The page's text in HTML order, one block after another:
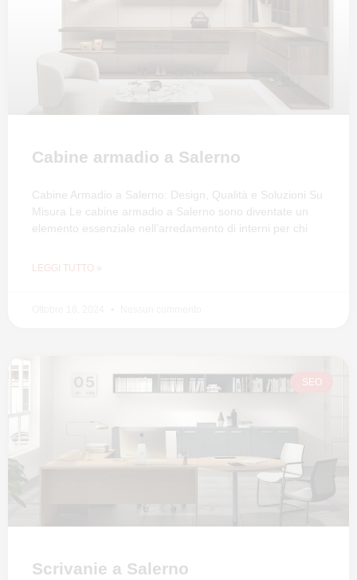
Cabine armadio a Salerno
Cabine Armadio a Salerno: Design, Qualità e Soluzioni Su
Misura Le cabine armadio a Salerno sono diventate un
elemento essenziale nell’arredamento di interni per chi
LEGGI TUTTO »
SEO
Scrivanie a Salerno